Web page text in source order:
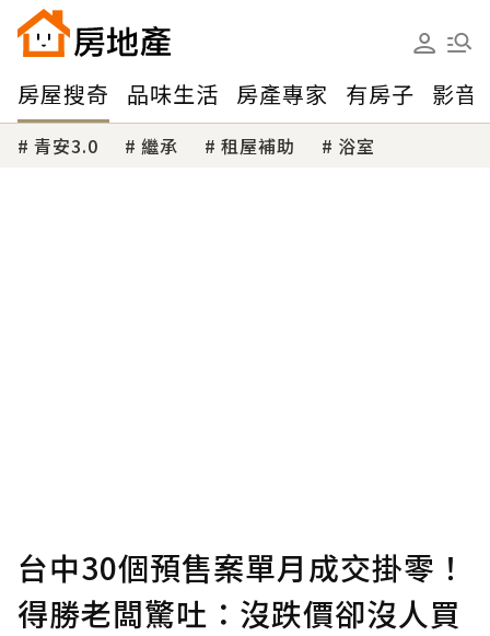
房屋搜奇 品味生活 房產專家 有房子 影音
青安3.0 繼承 租屋補助 浴室
台中30個預售案單月成交掛零！
得勝老闆驚吐：沒跌價卻沒人買